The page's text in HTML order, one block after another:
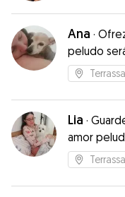
Ana ·
peludo
Terrassa
Lia ·
amor
Terrassa